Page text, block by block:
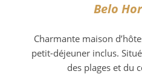
Belo
Charmante maison
petit-déjeuner inclus.
des plages et du